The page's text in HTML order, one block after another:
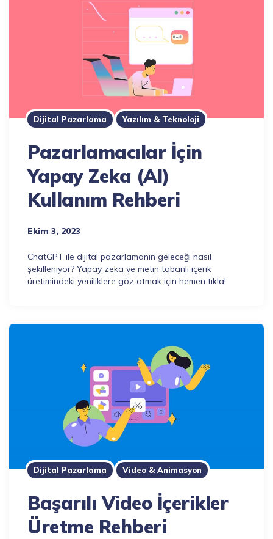
Dijital Pazarlama Yazılım & Teknoloji
Pazarlamacılar İçin
Yapay Zeka (AI)
Kullanım Rehberi
Ekim 3, 2023
ChatGPT ile dijital pazarlamanın geleceği nasıl
şekilleniyor? Yapay zeka ve metin tabanlı içerik
üretimindeki yeniliklere göz atmak için hemen tıkla!
Dijital Pazarlama Video & Animasyon
Başarılı Video İçerikler
Üretme Rehberi